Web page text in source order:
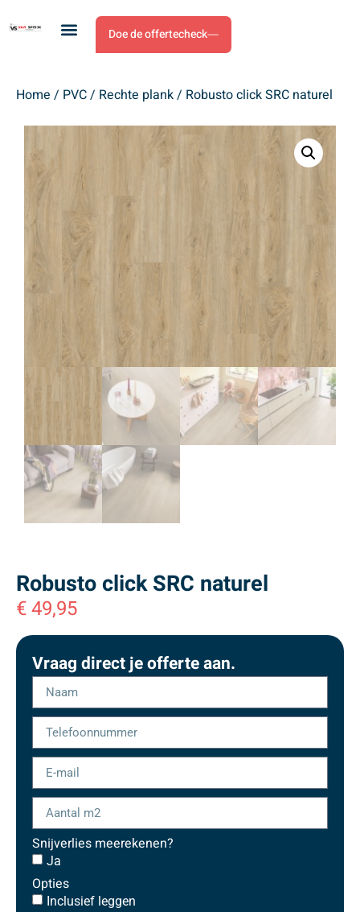
Doe de offertecheck
Home / PVC/ Rechte plank/ Robusto click SRC naturel
Robusto click SRC naturel
€49,95
Vraag direct je offerte aan.
Snijverlies meerekenen?
Ja
Opties
Inclusief leggen